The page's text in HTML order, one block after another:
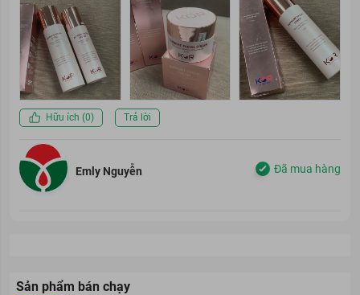
Hữu ích (0) Trả lời
Emly Nguyễn Đã mua hàng
Sản phẩm bán chạy